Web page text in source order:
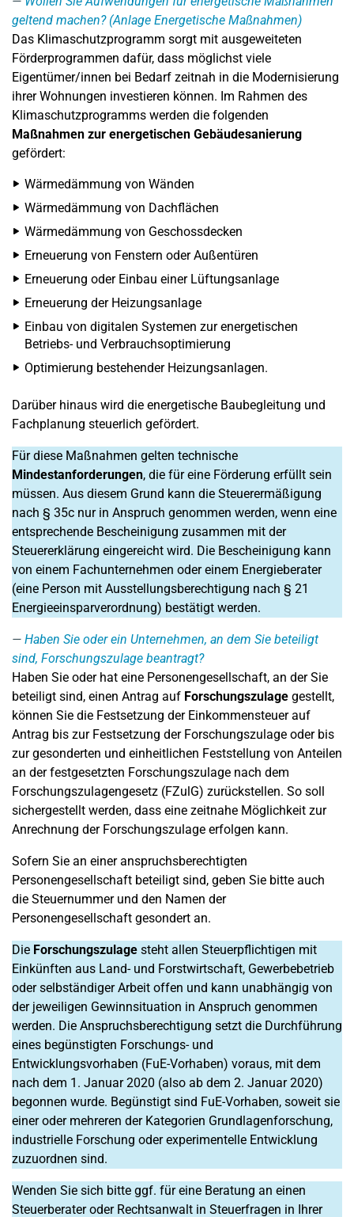
geltend machen? (Anlage Energetische Maßnahmen)
Das Klimaschutzprogramm sorgt mit ausgeweiteten
Förderprogrammen dafür, dass möglichst viele
Eigentümer/innen bei Bedarf zeitnah in die Modernisierung
ihrer Wohnungen investieren können. Im Rahmen des
Klimaschutzprogramms werden die folgenden
Maßnahmen zur energetischen Gebäudesanierung
gefördert:
Wärmedämmung von Wänden
Wärmedämmung von Dachflächen
Wärmedämmung von Geschossdecken
Erneuerung von Fenstern oder Außentüren
Erneuerung oder Einbau einer Lüftungsanlage
Erneuerung der Heizungsanlage
Einbau von digitalen Systemen zur energetischen
Betriebs- und Verbrauchsoptimierung
Optimierung bestehender Heizungsanlagen.
Darüber hinaus wird die energetische Baubegleitung und
Fachplanung steuerlich gefördert.
Für diese Maßnahmen gelten technische
Mindestanforderungen, die für eine Förderung erfüllt sein
müssen. Aus diesem Grund kann die Steuerermäßigung
nach § 35c nur in Anspruch genommen werden, wenn eine
entsprechende Bescheinigung zusammen mit der
Steuererklärung eingereicht wird. Die Bescheinigung kann
von einem Fachunternehmen oder einem Energieberater
(eine Person mit Ausstellungsberechtigung nach § 21
Energieeinsparverordnung) bestätigt werden.
Haben Sie oder ein Unternehmen, an dem Sie beteiligt
sind, Forschungszulage beantragt?
Haben Sie oder hat eine Personengesellschaft, an der Sie
beteiligt sind, einen Antrag auf Forschungszulage gestellt,
können Sie die Festsetzung der Einkommensteuer auf
Antrag bis zur Festsetzung der Forschungszulage oder bis
zur gesonderten und einheitlichen Feststellung von Anteilen
an der festgesetzten Forschungszulage nach dem
Forschungszulagengesetz (FZulG) zurückstellen. So soll
sichergestellt werden, dass eine zeitnahe Möglichkeit zur
Anrechnung der Forschungszulage erfolgen kann.
Sofern Sie an einer anspruchsberechtigten
Personengesellschaft beteiligt sind, geben Sie bitte auch
die Steuernummer und den Namen der
Personengesellschaft gesondert an.
Die Forschungszulage steht allen Steuerpflichtigen mit
Einkünften aus Land- und Forstwirtschaft, Gewerbebetrieb
oder selbständiger Arbeit offen und kann unabhängig von
der jeweiligen Gewinnsituation in Anspruch genommen
werden. Die Anspruchsberechtigung setzt die Durchführung
eines begünstigten Forschungs- und
Entwicklungsvorhaben (FuE-Vorhaben) voraus, mit dem
nach dem 1. Januar 2020 (also ab dem 2. Januar 2020)
begonnen wurde. Begünstigt sind FuE-Vorhaben, soweit sie
einer oder mehreren der Kategorien Grundlagenforschung,
industrielle Forschung oder experimentelle Entwicklung
zuzuordnen sind.
Wenden Sie sich bitte ggf. für eine Beratung an einen
Steuerberater oder Rechtsanwalt in Steuerfragen in Ihrer